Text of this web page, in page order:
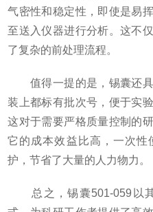
气密性和稳定性，即使是易
至送入仪器进行分析。这不
了复杂的前处理流程。
值得一提的是，锡囊还具
装上都标有批次号，便于实
这对于需要严格质量控制的
它的成本效益比高，一次性
护，节省了大量的人力物力。
总之，锡囊501-059以